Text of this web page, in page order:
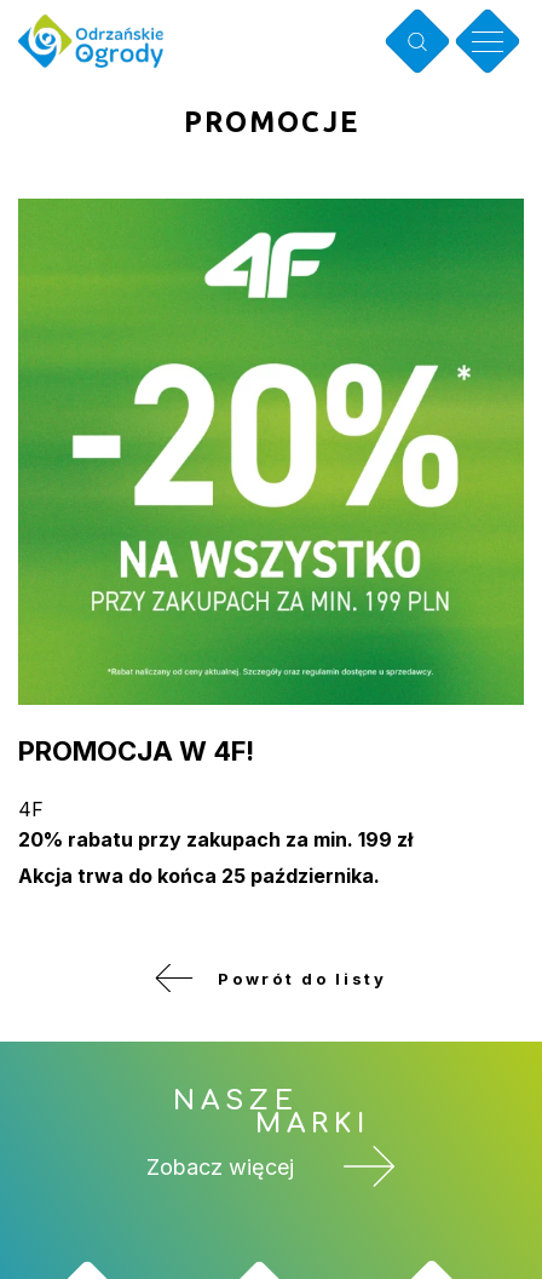
PROMOCJE
PROMOCJA W 4F!
4F
20% rabatu przy zakupach za min. 199 zł
Akcja trwa do końca 25 października.
Powrót do listy
NASZE
MARKI
Zobacz więcej